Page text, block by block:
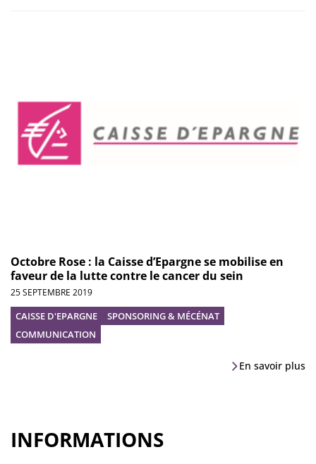
Octobre Rose : la Caisse d’Epargne se mobilise en
faveur de la lutte contre le cancer du sein
25 SEPTEMBRE 2019
CAISSE D'EPARGNE
SPONSORING & MÉCÉNAT
COMMUNICATION
En savoir plus
INFORMATIONS